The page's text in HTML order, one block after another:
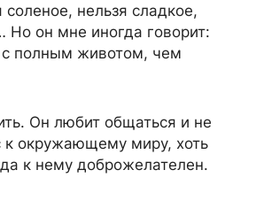
соленое, нельзя сладкое,
Но он мне иногда говорит:
полным животом, чем
Он любит общаться и не
к окружающему миру, хоть
к нему доброжелателен.